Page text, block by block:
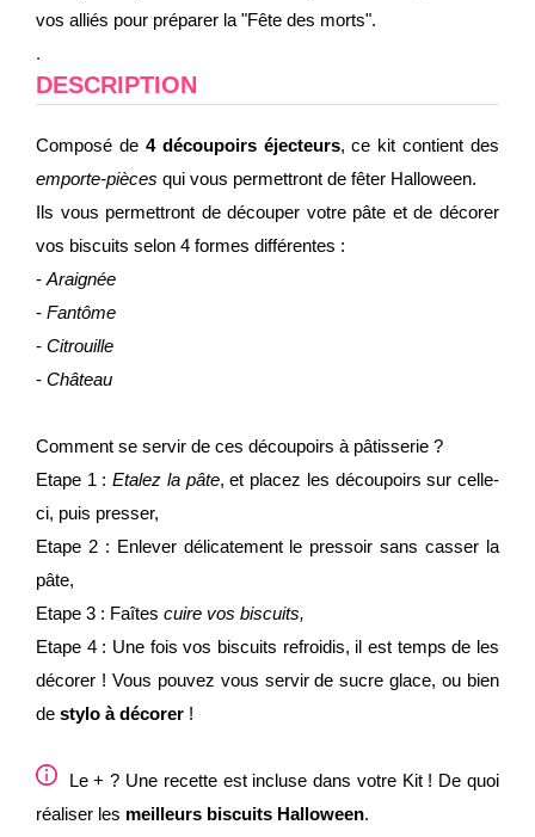
vos alliés pour préparer la "Fête des morts".
.
DESCRIPTION
Composé de 4 découpoirs éjecteurs, ce kit contient des
emporte-pièces qui vous permettront de fêter Halloween.
Ils vous permettront de découper votre pâte et de décorer
vos biscuits selon 4 formes différentes :
- Araignée
- Fantôme
- Citrouille
- Château
Comment se servir de ces découpoirs à pâtisserie ?
Etape 1 :Etalez la pâte, et placez les découpoirs sur celle-
ci, puis presser,
Etape 2 : Enlever délicatement le pressoir sans casser la
pâte,
Etape 3 : Faîtes cuire vos biscuits,
Etape 4 : Une fois vos biscuits refroidis, il est temps de les
décorer ! Vous pouvez vous servir de sucre glace, ou bien
de stylo à décorer !
Le + ? Une recette est incluse dans votre Kit ! De quoi
réaliser les meilleurs biscuits Halloween.